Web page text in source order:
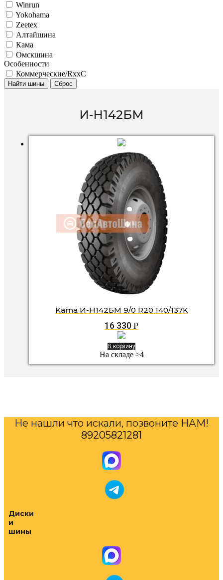
Winrun
Yokohama
Zeetex
Алтайшина
Кама
Омскшина
Особенности
Коммерческие/RxxC
Найти шины Сброс
И-Н142БМ
Kama И-Н142БМ 9/0 R20 140/137K
16 330 Р
В корзину
На складе >4
Не нашли что искали, позвоните НАМ!
89205821281
Диски
и
шины